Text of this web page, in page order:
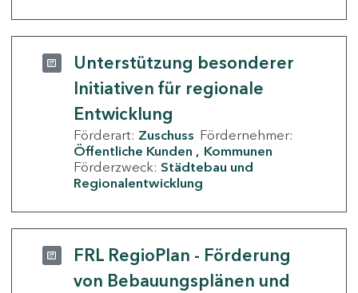
Unterstützung besonderer
Initiativen für regionale
Entwicklung
Förderart: Zuschuss Fördernehmer:
Öffentliche Kunden
Kommunen
Förderzweck: Städtebau und
Regionalentwicklung
FRL RegioPlan - Förderung
von Bebauungsplänen und